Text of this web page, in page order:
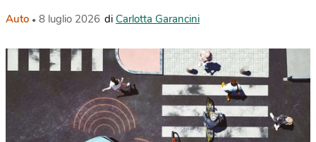
Auto 8 luglio 2026 di Carlotta Garancini